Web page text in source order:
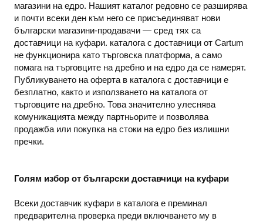
магазини на едро. Нашият каталог редовно се разширява
и почти всеки ден към него се присъединяват нови
български магазини-продавачи — сред тях са
доставчици на куфари. каталога с доставчици от Cartum
не функционира като търговска платформа, а само
помага на търговците на дребно и на едро да се намерят.
Публикуването на оферта в каталога с доставчици е
безплатно, както и използването на каталога от
търговците на дребно. Това значително улеснява
комуникацията между партньорите и позволява
продажба или покупка на стоки на едро без излишни
пречки.
Голям избор от български доставчици на куфари
Всеки доставчик куфари в каталога е преминал
предварителна проверка преди включването му в